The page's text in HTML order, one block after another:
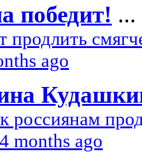
победит! ...
ago
россиянам
4 months ago